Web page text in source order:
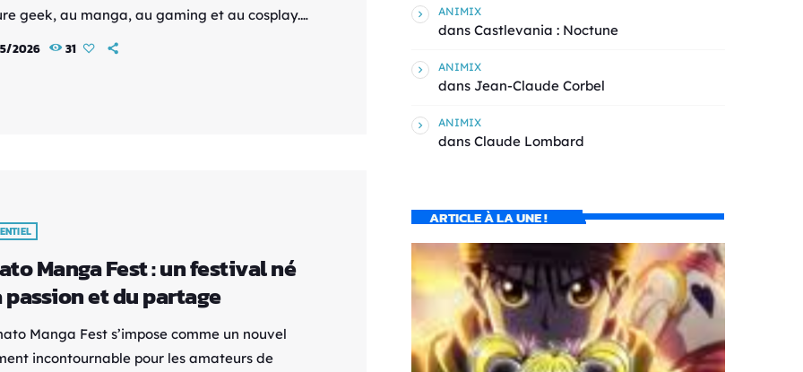
geek, au manga, au gaming et au cosplay.
deux jours, les visiteurs pourront découvrir de
2026 31
Manga Fest : un festival né
passion et du partage
Manga Fest s’impose comme un nouvel
incontournable pour les amateurs de
ANIMIX
dans Castlevania : Noctune
ANIMIX
dans Jean-Claude Corbel
ANIMIX
dans Claude Lombard
ARTICLE À LA UNE !